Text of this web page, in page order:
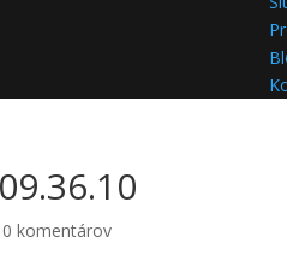
0 komentárov